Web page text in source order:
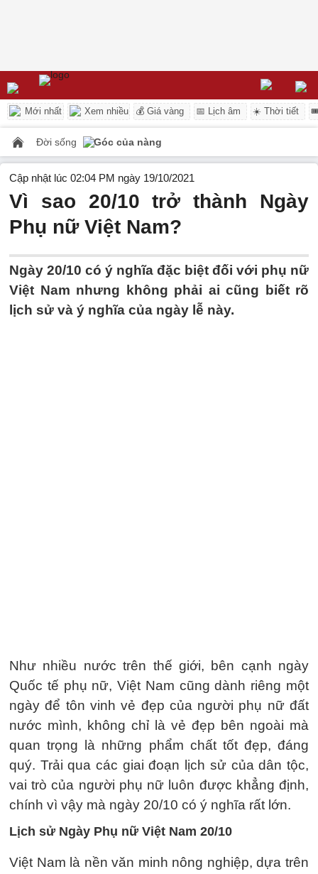
Mới nhất Xem nhiều 💰 Giá vàng 📅 Lịch âm ☀️ Thời tiết
Đời sống Góc của nàng
Cập nhật lúc 02:04 PM ngày 19/10/2021
Vì sao 20/10 trở thành Ngày
Phụ nữ Việt Nam?
Ngày 20/10 có ý nghĩa đặc biệt đối với phụ nữ
Việt Nam nhưng không phải ai cũng biết rõ
lịch sử và ý nghĩa của ngày lễ này.
Như nhiều nước trên thế giới, bên cạnh ngày
Quốc tế phụ nữ, Việt Nam cũng dành riêng một
ngày để tôn vinh vẻ đẹp của người phụ nữ đất
nước mình, không chỉ là vẻ đẹp bên ngoài mà
quan trọng là những phẩm chất tốt đẹp, đáng
quý. Trải qua các giai đoạn lịch sử của dân tộc,
vai trò của người phụ nữ luôn được khẳng định,
chính vì vậy mà ngày 20/10 có ý nghĩa rất lớn.
Lịch sử Ngày Phụ nữ Việt Nam 20/10
Việt Nam là nền văn minh nông nghiệp, dựa trên